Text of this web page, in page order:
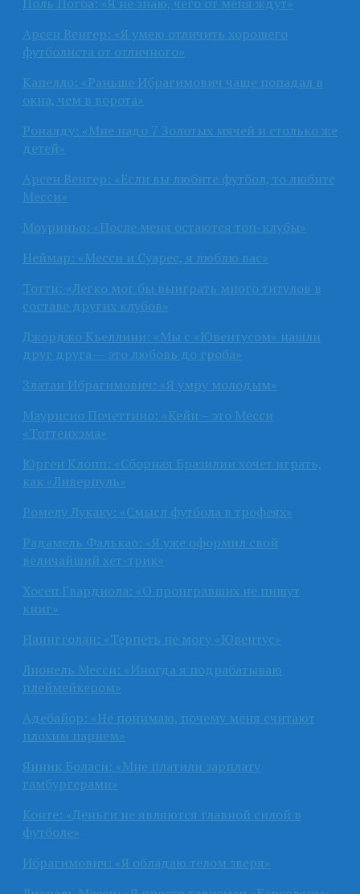
Арсен Венгер: «Я умею отличить хорошего
футболиста от отличного»
Капелло: «Раньше Ибрагимович чаще попадал в
окна, чем в ворота»
Роналду: «Мне надо 7 Золотых мячей и столько же
детей»
Арсен Венгер: «Если вы любите футбол, то любите
Месси»
Моуриньо: «После меня остаются топ-клубы»
Неймар: «Месси и Суарес, я люблю вас»
Тотти: «Легко мог бы выиграть много титулов в
составе других клубов»
Джорджо Кьеллини: «Мы с «Ювентусом» нашли
друг друга — это любовь до гроба»
Златан Ибрагимович: «Я умру молодым»
Маурисио Почеттино: «Кейн – это Месси
«Тоттенхэма»
Юрген Клопп: «Сборная Бразилии хочет играть,
как «Ливерпуль»
Ромелу Лукаку: «Смысл футбола в трофеях»
Радамель Фалькао: «Я уже оформил свой
величайший хет-трик»
Хосеп Гвардиола: «О проигравших не пишут
книг»
Наингголан: «Терпеть не могу «Ювентус»
Лионель Месси: «Иногда я подрабатываю
плеймейкером»
Адебайор: «Не понимаю, почему меня считают
плохим парнем»
Янник Боласи: «Мне платили зарплату
гамбургерами»
Конте: «Деньги не являются главной силой в
футболе»
Ибрагимович: «Я обладаю телом зверя»